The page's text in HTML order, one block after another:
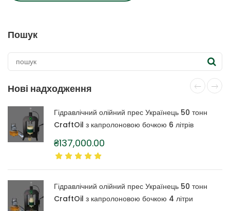
Пошук
Нові надходження
Гідравлічний олійний прес Українець 50 тонн
CraftOil з капролоновою бочкою 6 літрів
₴137,000.00
Гідравлічний олійний прес Українець 50 тонн
CraftOil з капролоновою бочкою 4 літри